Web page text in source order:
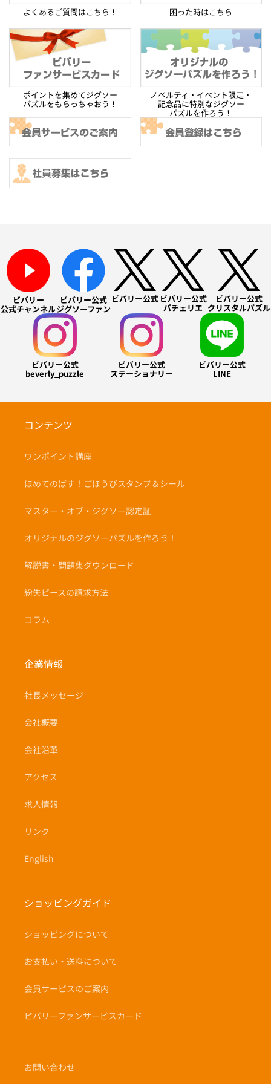
よくあるご質問はこちら！ 困った時はこちら
ポイントを集めてジグソー
パズルをもらっちゃおう！
ノベルティ・イベント限定・
記念品に特別なジグソー
パズルを作ろう！
ビバリー
公式チャンネル
ビバリー公式
ジグソーファン
ビバリー公式 ビバリー公式
パチェリエ
ビバリー公式
クリスタルパズル
ビバリー公式
beverly_puzzle
ビバリー公式
ステーショナリー
ビバリー公式
LINE
コンテンツ
ワンポイント講座
ほめてのばす！ごほうびスタンプ＆シール
マスター・オブ・ジグソー認定証
オリジナルのジグソーパズルを作ろう！
解説書・問題集ダウンロード
紛失ピースの請求方法
コラム
企業情報
社長メッセージ
会社概要
会社沿革
アクセス
求人情報
リンク
English
ショッピングガイド
ショッピングについて
お支払い・送料について
会員サービスのご案内
ビバリーファンサービスカード
お問い合わせ